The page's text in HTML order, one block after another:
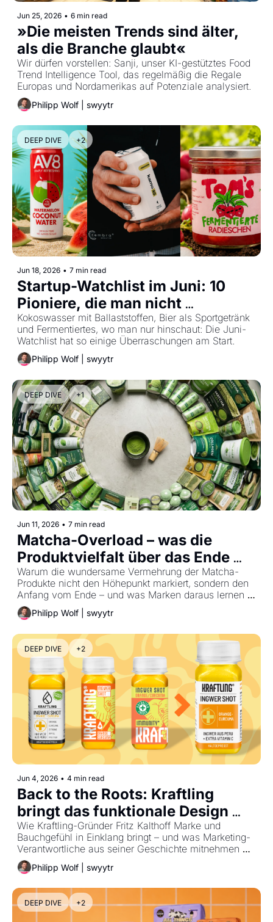
Jun 25, 2026 • 6 min read
»Die meisten Trends sind älter,
als die Branche glaubt«
Wir dürfen vorstellen: Sanji, unser KI-gestütztes Food
Trend Intelligence Tool, das regelmäßig die Regale
Europas und Nordamerikas auf Potenziale analysiert.
Philipp Wolf | swyytr
DEEP DIVE +2
Jun 18, 2026 • 7 min read
Startup-Watchlist im Juni: 10
Pioniere, die man nicht
ignorieren sollte
Kokoswasser mit Ballaststoffen, Bier als Sportgetränk
und Fermentiertes, wo man nur hinschaut: Die Juni-
Watchlist hat so einige Überraschungen am Start.
Philipp Wolf | swyytr
DEEP DIVE +1
Jun 11, 2026 • 7 min read
Matcha-Overload – was die
Produktvielfalt über das Ende
eines Trends verrät
Warum die wundersame Vermehrung der Matcha-
Produkte nicht den Höhepunkt markiert, sondern den
Anfang vom Ende – und was Marken daraus lernen
können.
Philipp Wolf | swyytr
DEEP DIVE +2
Jun 4, 2026 • 4 min read
Back to the Roots: Kraftling
bringt das funktionale Design
zurück.
Wie Kraftling-Gründer Fritz Kalthoff Marke und
Bauchgefühl in Einklang bringt – und was Marketing-
Verantwortliche aus seiner Geschichte mitnehmen
können
Philipp Wolf | swyytr
DEEP DIVE +2